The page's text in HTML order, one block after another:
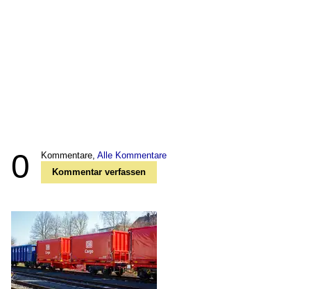
0 Kommentare, Alle Kommentare
Kommentar verfassen